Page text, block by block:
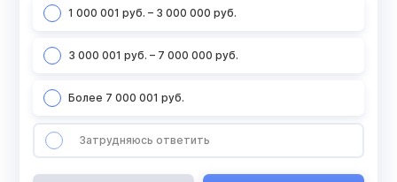
1 000 001 руб. – 3 000 000 руб.
3 000 001 руб. – 7 000 000 руб.
Более 7 000 001 руб.
Затрудняюсь ответить